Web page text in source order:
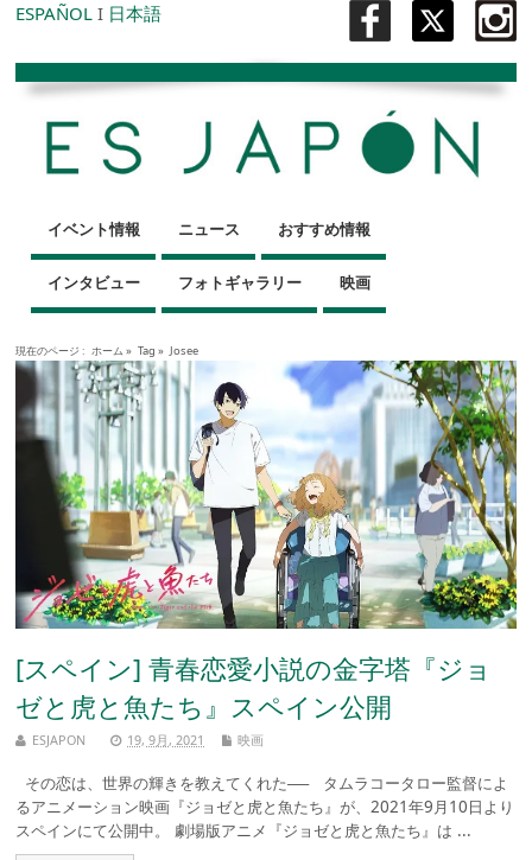
ESPAÑOL I 日本語
イベント情報 ニュース おすすめ情報
インタビュー フォトギャラリー 映画
現在のページ : ホーム » Tag » Josee
[スペイン] 青春恋愛小説の金字塔『ジョ
ゼと虎と魚たち』スペイン公開
ESJAPON 19, 9月, 2021 映画
その恋は、世界の輝きを教えてくれた── タムラコータロー監督によ
るアニメーション映画『ジョゼと虎と魚たち』が、2021年9月10日より
スペインにて公開中。 劇場版アニメ『ジョゼと虎と魚たち』は ...